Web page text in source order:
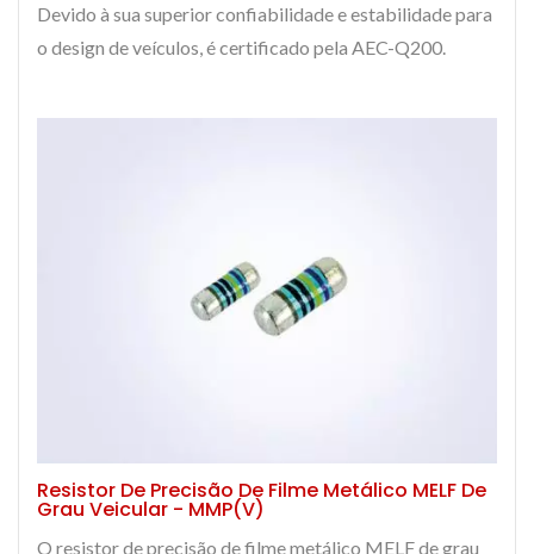
Devido à sua superior confiabilidade e estabilidade para
o design de veículos, é certificado pela AEC-Q200.
Resistor De Precisão De Filme Metálico MELF De
Grau Veicular - MMP(V)
O resistor de precisão de filme metálico MELF de grau